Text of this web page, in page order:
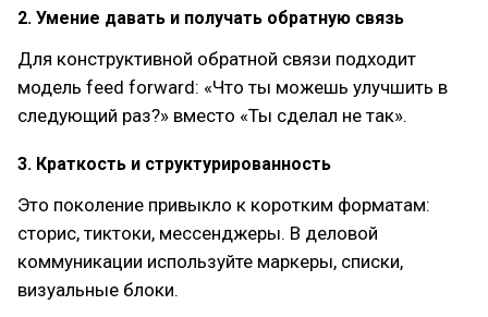
2. Умение давать и получать обратную связь
Для конструктивной обратной связи подходит
модель feed forward: «Что ты можешь улучшить в
следующий раз?» вместо «Ты сделал не так».
3. Краткость и структурированность
Это поколение привыкло к коротким форматам:
сторис, тиктоки, мессенджеры. В деловой
коммуникации используйте маркеры, списки,
визуальные блоки.